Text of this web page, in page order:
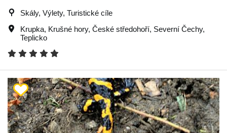
Skály, Výlety, Turistické cíle
Krupka, Krušné hory, České středohoří, Severní Čechy,
Teplicko